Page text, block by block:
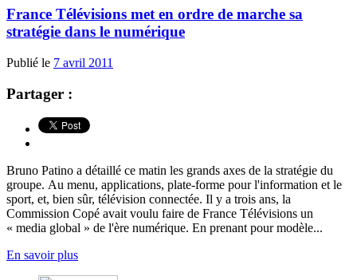
France Télévisions met en ordre de marche sa
stratégie dans le numérique
Publié le 7 avril 2011
Partager :
Bruno Patino a détaillé ce matin les grands axes de la stratégie du
groupe. Au menu, applications, plate-forme pour l'information et le
sport, et, bien sûr, télévision connectée. Il y a trois ans, la
Commission Copé avait voulu faire de France Télévisions un
« media global » de l'ère numérique. En prenant pour modèle...
En savoir plus